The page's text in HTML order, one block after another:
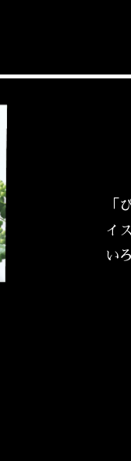
「
イ
い